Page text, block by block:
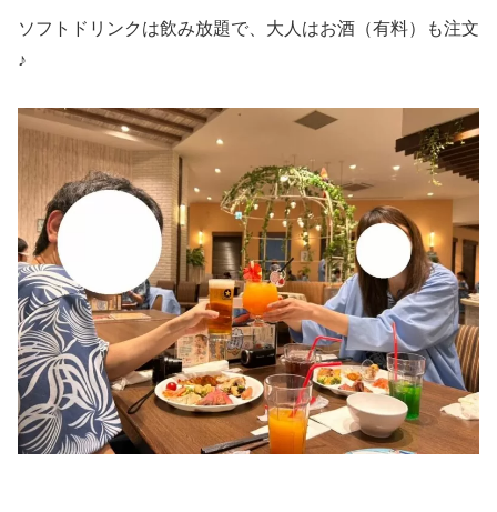
ソフトドリンクは飲み放題で、大人はお酒（有料）も注文
♪